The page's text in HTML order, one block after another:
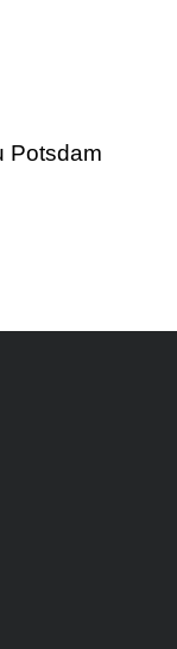
Potsdam